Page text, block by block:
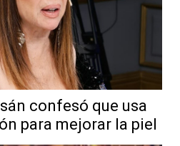
confesó que usa
para mejorar la piel